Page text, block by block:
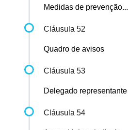
Medidas de prevenção...
Cláusula 52
Quadro de avisos
Cláusula 53
Delegado representante
Cláusula 54